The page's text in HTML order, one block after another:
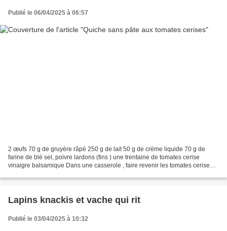
Publié le 06/04/2025 à 06:57
2 œufs 70 g de gruyère râpé 250 g de lait 50 g de crème liquide 70 g de
farine de blé sel, poivre lardons (fins ) une trentaine de tomates cerise
vinaigre balsamique Dans une casserole , faire revenir les tomates cerise
Lapins knackis et vache qui rit
Publié le 03/04/2025 à 10:32